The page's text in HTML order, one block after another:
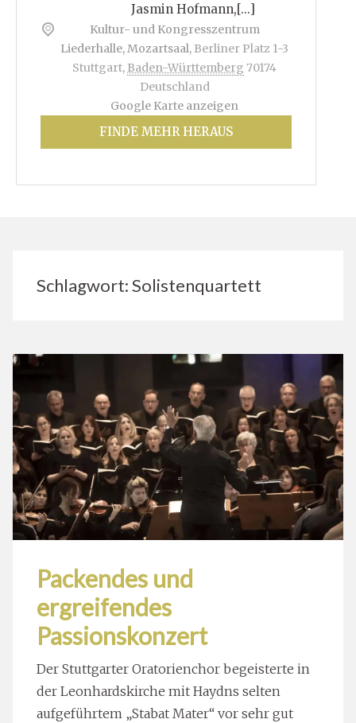
Jasmin Hofmann,[...]
Kultur- und Kongresszentrum
Liederhalle, Mozartsaal, Berliner Platz 1-3
Stuttgart, Baden-Württemberg 70174
Deutschland
Google Karte anzeigen
FINDE MEHR HERAUS
Schlagwort:Solistenquartett
Packendes und
ergreifendes
Passionskonzert
Der Stuttgarter Oratorienchor begeisterte in
der Leonhardskirche mit Haydns selten
aufgeführtem „Stabat Mater“ vor sehr gut